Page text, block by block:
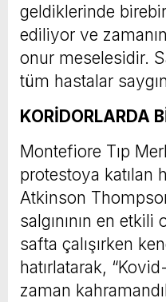
geldiklerinde
ediliyor ve
onur meselesidir.
tüm hastalar
KORİDORLARDA
Montefiore Tıp
protestoya katılan
Atkinson
salgınının en
safta çalışırken
hatırlatarak,
zaman